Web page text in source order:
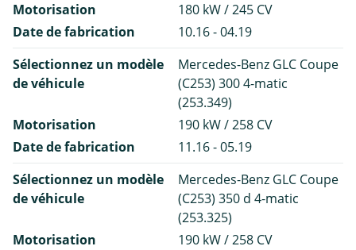
Motorisation
180 kW / 245 CV
Date de fabrication
10.16 - 04.19
Sélectionnez un modèle
de véhicule
Mercedes-Benz GLC Coupe
(C253) 300 4-matic
(253.349)
Motorisation
190 kW / 258 CV
Date de fabrication
11.16 - 05.19
Sélectionnez un modèle
de véhicule
Mercedes-Benz GLC Coupe
(C253) 350 d 4-matic
(253.325)
Motorisation
190 kW / 258 CV